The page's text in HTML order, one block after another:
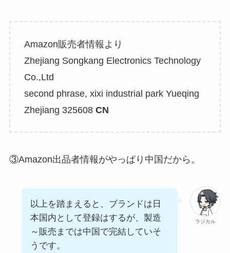
Amazon販売者情報より
Zhejiang Songkang Electronics Technology
Co.,Ltd
second phrase, xixi industrial park Yueqing
Zhejiang 325608 CN
③Amazon出品者情報がやっぱり中国だから。
ラジカル
以上を踏まえると、ブランドは日
本国内として登録はするが、製造
～販売までは中国で完結していそ
うです。